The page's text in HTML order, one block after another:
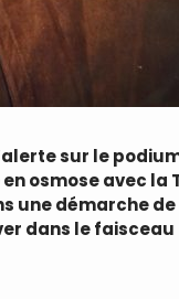
sur le
osmose avec la
une démarche
dans le